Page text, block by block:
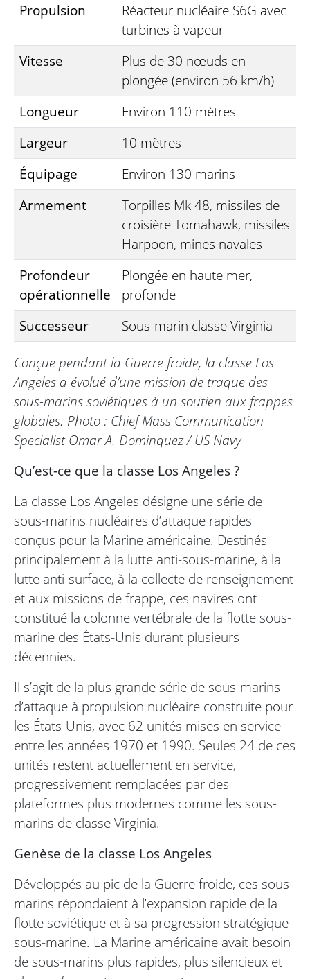
Propulsion
Réacteur nucléaire S6G avec
turbines à vapeur
Vitesse
Plus de 30 nœuds en
plongée (environ 56 km/h)
Longueur
Environ 110 mètres
Largeur
10 mètres
Équipage
Environ 130 marins
Armement
Torpilles Mk 48, missiles de
croisière Tomahawk, missiles
Harpoon, mines navales
Profondeur
opérationnelle
Plongée en haute mer,
profonde
Successeur
Sous-marin classe Virginia
Conçue pendant la Guerre froide, la classe Los
Angeles a évolué d’une mission de traque des
sous-marins soviétiques à un soutien aux frappes
globales. Photo : Chief Mass Communication
Specialist Omar A. Dominquez / US Navy
Qu’est-ce que la classe Los Angeles ?
La classe Los Angeles désigne une série de
sous-marins nucléaires d’attaque rapides
conçus pour la Marine américaine. Destinés
principalement à la lutte anti-sous-marine, à la
lutte anti-surface, à la collecte de renseignement
et aux missions de frappe, ces navires ont
constitué la colonne vertébrale de la flotte sous-
marine des États-Unis durant plusieurs
décennies.
Il s’agit de la plus grande série de sous-marins
d’attaque à propulsion nucléaire construite pour
les États-Unis, avec 62 unités mises en service
entre les années 1970 et 1990. Seules 24 de ces
unités restent actuellement en service,
progressivement remplacées par des
plateformes plus modernes comme les sous-
marins de classe Virginia.
Genèse de la classe Los Angeles
Développés au pic de la Guerre froide, ces sous-
marins répondaient à l’expansion rapide de la
flotte soviétique et à sa progression stratégique
sous-marine. La Marine américaine avait besoin
de sous-marins plus rapides, plus silencieux et